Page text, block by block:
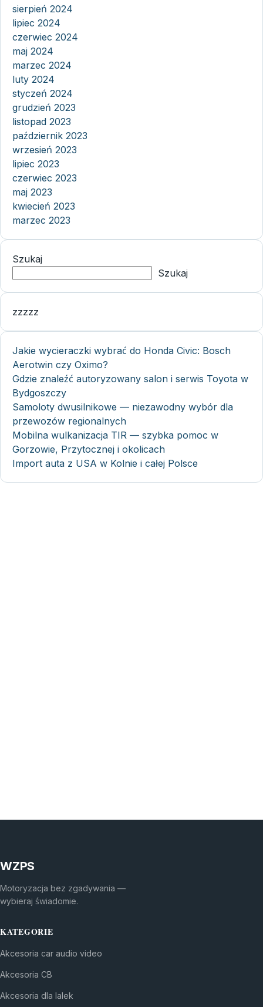
sierpień 2024
lipiec 2024
czerwiec 2024
maj 2024
marzec 2024
luty 2024
styczeń 2024
grudzień 2023
listopad 2023
październik 2023
wrzesień 2023
lipiec 2023
czerwiec 2023
maj 2023
kwiecień 2023
marzec 2023
Szukaj
Szukaj
zzzzz
Jakie wycieraczki wybrać do Honda Civic: Bosch
Aerotwin czy Oximo?
Gdzie znaleźć autoryzowany salon i serwis Toyota w
Bydgoszczy
Samoloty dwusilnikowe — niezawodny wybór dla
przewozów regionalnych
Mobilna wulkanizacja TIR — szybka pomoc w
Gorzowie, Przytocznej i okolicach
Import auta z USA w Kolnie i całej Polsce
WZPS
Motoryzacja bez zgadywania —
wybieraj świadomie.
KATEGORIE
Akcesoria car audio video
Akcesoria CB
Akcesoria dla lalek